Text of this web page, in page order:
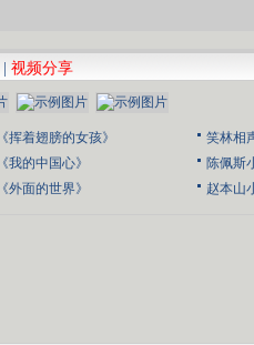
视频分享
《挥着翅膀的女孩》
《我的中国心》
《外面的世界》
笑林相
陈佩斯
赵本山